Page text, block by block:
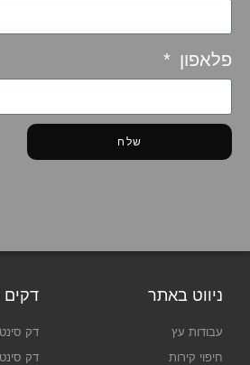
פלאפון
שלח
ניווט באתר
עבודות עץ
חיפוי קירות
דקים
דק
דק